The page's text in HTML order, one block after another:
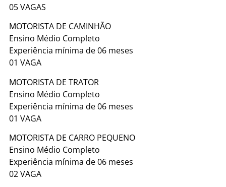
05 VAGAS
MOTORISTA DE CAMINHÃO
Ensino Médio Completo
Experiência mínima de 06 meses
01 VAGA
MOTORISTA DE TRATOR
Ensino Médio Completo
Experiência mínima de 06 meses
01 VAGA
MOTORISTA DE CARRO PEQUENO
Ensino Médio Completo
Experiência mínima de 06 meses
02 VAGA